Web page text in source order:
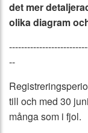
det mer
olika diagram
--
till och med 30
många som i fjol.